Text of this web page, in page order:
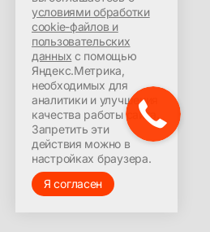
условиями обработки
cookie-файлов и
пользовательских
данных с помощью
Яндекс.Метрика,
необходимых для
аналитики и улучшения
качества работы сайта.
Запретить эти
действия можно в
настройках браузера.
Я согласен